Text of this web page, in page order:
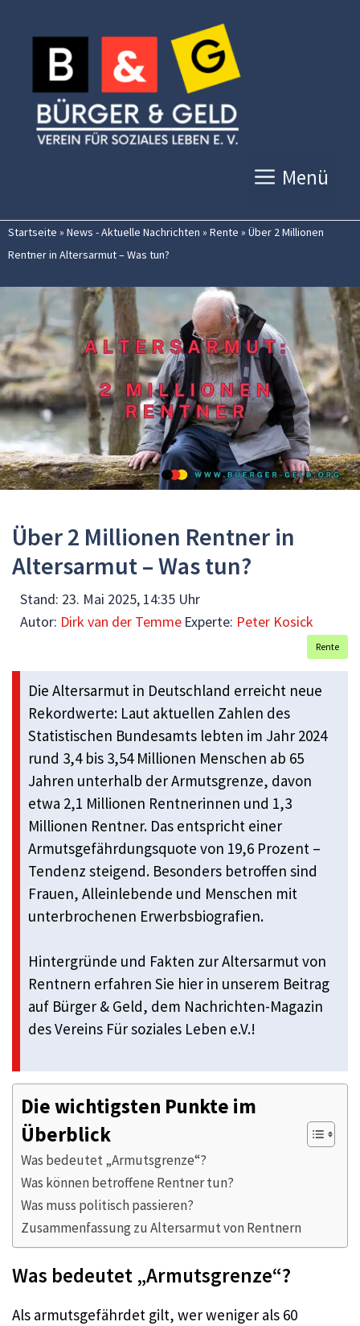
Inhalt
springen
Menü
Startseite » News - Aktuelle Nachrichten » Rente » Über 2 Millionen
Rentner in Altersarmut – Was tun?
Über 2 Millionen Rentner in
Altersarmut – Was tun?
Stand: 23. Mai 2025, 14:35 Uhr
Autor: Dirk van der Temme Experte: Peter Kosick
Rente
Die Altersarmut in Deutschland erreicht neue
Rekordwerte: Laut aktuellen Zahlen des
Statistischen Bundesamts lebten im Jahr 2024
rund 3,4 bis 3,54 Millionen Menschen ab 65
Jahren unterhalb der Armutsgrenze, davon
etwa 2,1 Millionen Rentnerinnen und 1,3
Millionen Rentner. Das entspricht einer
Armutsgefährdungsquote von 19,6 Prozent –
Tendenz steigend. Besonders betroffen sind
Frauen, Alleinlebende und Menschen mit
unterbrochenen Erwerbsbiografien.
Hintergründe und Fakten zur Altersarmut von
Rentnern erfahren Sie hier in unserem Beitrag
auf Bürger & Geld, dem Nachrichten-Magazin
des Vereins Für soziales Leben e.V.!
Die wichtigsten Punkte im
Überblick
Was bedeutet „Armutsgrenze“?
Was können betroffene Rentner tun?
Was muss politisch passieren?
Zusammenfassung zu Altersarmut von Rentnern
Was bedeutet „Armutsgrenze“?
Als armutsgefährdet gilt, wer weniger als 60